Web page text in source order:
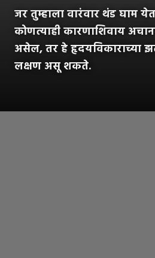
जर तुम्हाला वारंवार थंड घाम
कोणत्याही कारणाशिवाय
असेल, तर हे हृदयविकाराच्या
लक्षण असू शकते.